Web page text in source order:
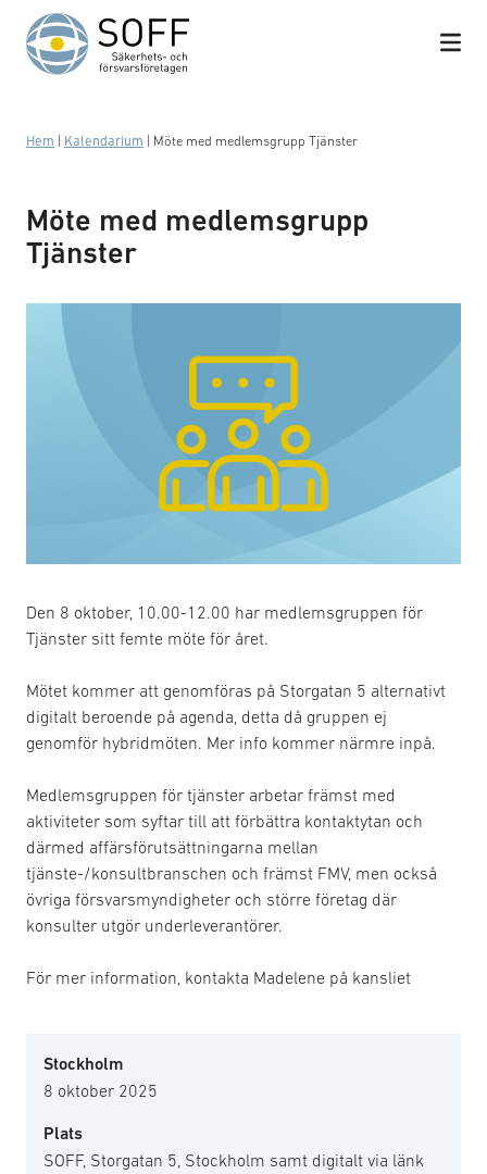
Hoppa till innehåll
Hem Kalendarium Möte med medlemsgrupp Tjänster
Möte med medlemsgrupp
Tjänster
Den 8 oktober, 10.00-12.00 har medlemsgruppen för
Tjänster sitt femte möte för året.
Mötet kommer att genomföras på Storgatan 5 alternativt
digitalt beroende på agenda, detta då gruppen ej
genomför hybridmöten. Mer info kommer närmre inpå.
Medlemsgruppen för tjänster arbetar främst med
aktiviteter som syftar till att förbättra kontaktytan och
därmed affärsförutsättningarna mellan
tjänste-/konsultbranschen och främst FMV, men också
övriga försvarsmyndigheter och större företag där
konsulter utgör underleverantörer.
För mer information, kontakta Madelene på kansliet
Stockholm
8 oktober 2025
Plats
SOFF, Storgatan 5, Stockholm samt digitalt via länk